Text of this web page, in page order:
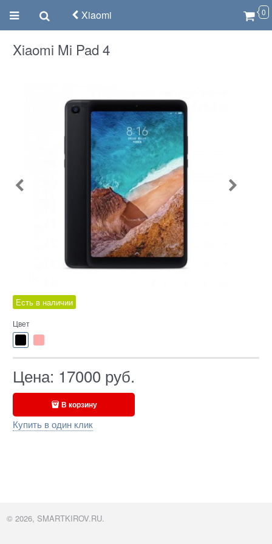
Xiaomi 0
Xiaomi Mi Pad 4
Есть в наличии
Цвет
Цена: 17000 руб.
В корзину
Купить в один клик
© 2026, SMARTKIROV.RU.